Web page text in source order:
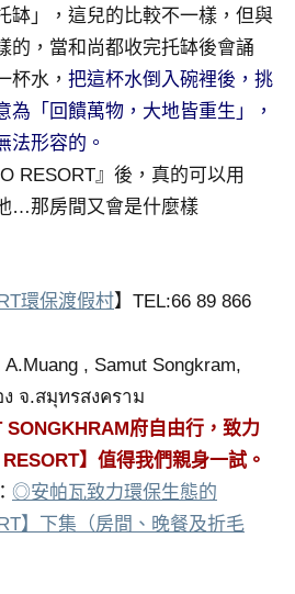
缽」，這兒的比較不一樣，但與
的，當和尚都收完托缽後會誦
杯水， 把這杯水倒入碗裡後，挑
為「回饋萬物，大地皆重生」，
法形容的。
RESORT』後，真的可以用
…那房間又會是什麼樣
環保渡假村】TEL:66 89 866
A.Muang , Samut Songkram,
จ.สมุทรสงคราม
SONGKHRAM府自由行，致力
】值得我們親身一試。
◎安帕瓦致力環保生態的
】下集（房間、晚餐及折毛